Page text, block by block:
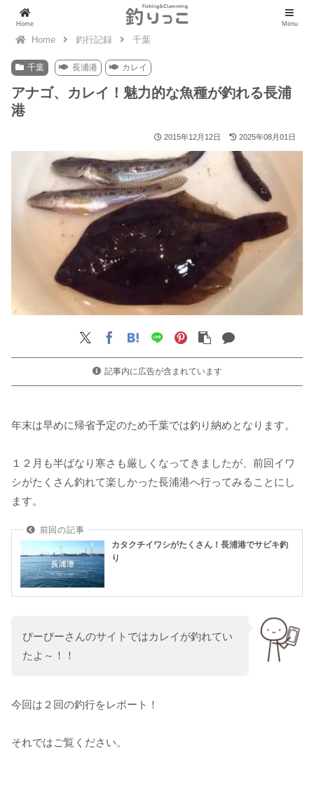
釣行記録 千葉
千葉 長浦港 カレイ
アナゴ、カレイ！魅力的な魚種が釣れる長浦
港
2015年12月12日 2025年08月01日
記事内に広告が含まれています
年末は早めに帰省予定のため千葉では釣り納めとなります。
１２月も半ばなり寒さも厳しくなってきましたが、前回イワ
シがたくさん釣れて楽しかった長浦港へ行ってみることにし
ます。
カタクチイワシがたくさん！長浦港でサビキ釣
り
ぴーぴーさんのサイトではカレイが釣れてい
たよ～！！
今回は２回の釣行をレポート！
それではご覧ください。
Home Menu